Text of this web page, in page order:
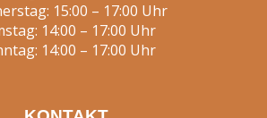
15:00 – 17:00 Uhr
14:00 – 17:00 Uhr
14:00 – 17:00 Uhr